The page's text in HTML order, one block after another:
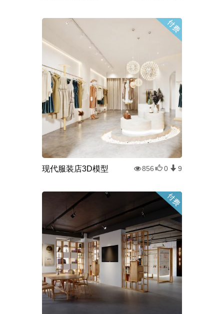
现代服装店3D模型 856 0 9